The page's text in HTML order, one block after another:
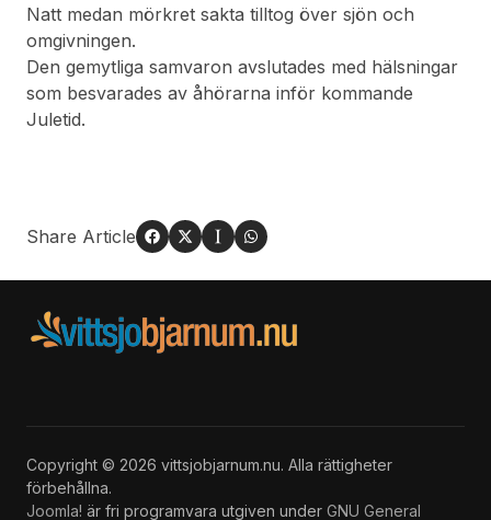
Natt medan mörkret sakta tilltog över sjön och
omgivningen.
Den gemytliga samvaron avslutades med hälsningar
som besvarades av åhörarna inför kommande
Juletid.
Share Article
Copyright © 2026 vittsjobjarnum.nu. Alla rättigheter
förbehållna.
Joomla! är fri programvara utgiven under GNU General